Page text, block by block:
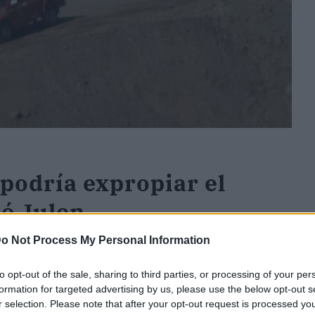
Not Process My Personal Information
opt-out of the sale, sharing to third parties, or processing of your
for targeted advertising by us, please use the below opt-out
selection. Please note that after your opt-out request is processed
expropiar el
Julen
expropiar parte del Cerro de la Corona, en
Julen. Entre los motivos que justificarían
que puedan desencadenarse otros accidentes